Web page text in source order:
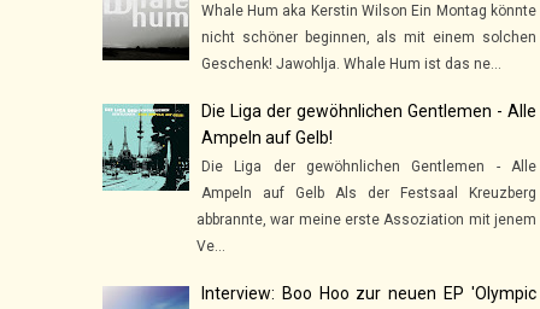
Whale Hum aka Kerstin Wilson Ein Montag könnte
nicht schöner beginnen, als mit einem solchen
Geschenk! Jawohlja. Whale Hum ist das ne...
Die Liga der gewöhnlichen Gentlemen - Alle
Ampeln auf Gelb!
Die Liga der gewöhnlichen Gentlemen - Alle
Ampeln auf Gelb Als der Festsaal Kreuzberg
abbrannte, war meine erste Assoziation mit jenem
Ve...
Interview: Boo Hoo zur neuen EP 'Olympic